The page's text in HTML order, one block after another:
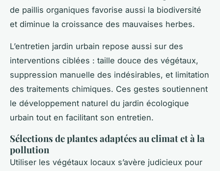
de paillis organiques favorise aussi la biodiversité
et diminue la croissance des mauvaises herbes.
L’entretien jardin urbain repose aussi sur des
interventions ciblées : taille douce des végétaux,
suppression manuelle des indésirables, et limitation
des traitements chimiques. Ces gestes soutiennent
le développement naturel du jardin écologique
urbain tout en facilitant son entretien.
Sélections de plantes adaptées au climat et à la
pollution
Utiliser les végétaux locaux s’avère judicieux pour